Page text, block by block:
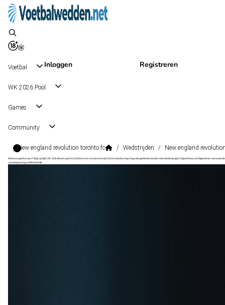
Inloggen Registreren
Voetbal
WK 2026 Pool
Games
Community
New england revolution toronto fc / Wedstrijden / New england
Wat kost gokken jou? Stop op tijd | 18+ | loketkansspel.nl | Gokken kan verslavend zijn | Deze boodschap mag niet gedeeld worden met minderjarigen | Speel bewust | Algemene
van toepassing | #Advertentie